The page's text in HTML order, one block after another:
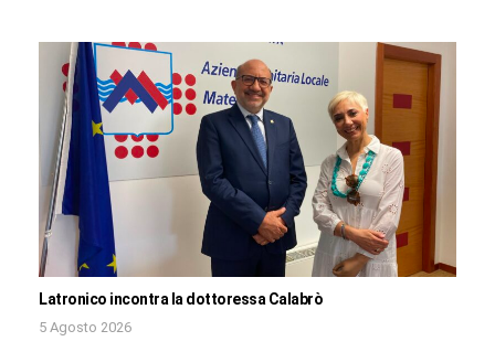
Latronico incontra la dottoressa Calabrò
5 Agosto 2026